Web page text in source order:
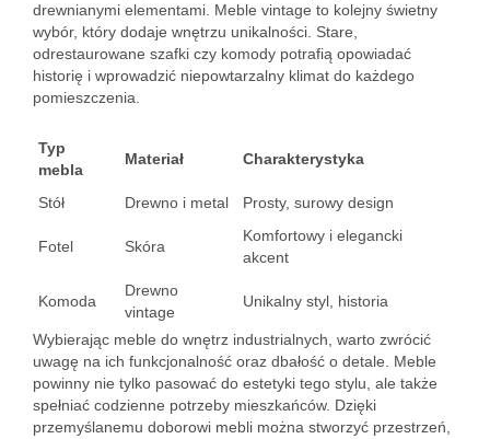
drewnianymi elementami. Meble vintage to kolejny świetny
wybór, który dodaje wnętrzu unikalności. Stare,
odrestaurowane szafki czy komody potrafią opowiadać
historię i wprowadzić niepowtarzalny klimat do każdego
pomieszczenia.
Typ
mebla
Materiał Charakterystyka
Stół Drewno i metal Prosty, surowy design
Fotel Skóra
Komfortowy i elegancki
akcent
Komoda
Drewno
vintage
Unikalny styl, historia
Wybierając meble do wnętrz industrialnych, warto zwrócić
uwagę na ich funkcjonalność oraz dbałość o detale. Meble
powinny nie tylko pasować do estetyki tego stylu, ale także
spełniać codzienne potrzeby mieszkańców. Dzięki
przemyślanemu doborowi mebli można stworzyć przestrzeń,